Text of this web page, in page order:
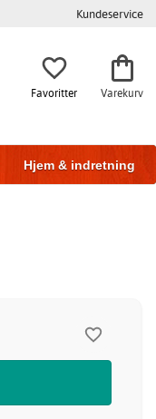
Kundeservice
Favoritter Varekurv
Hjem & indretning